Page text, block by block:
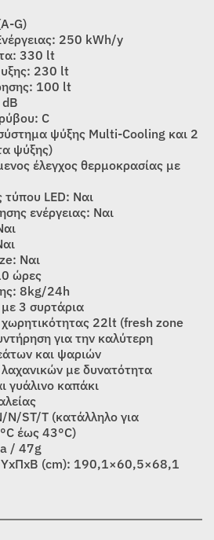
G)
250 kWh/y
330 lt
230 lt
100 lt
C
ψύξης Multi-Cooling και 2
ψύξης)
έλεγχος θερμοκρασίας με
τύπου LED: Ναι
ενέργειας: Ναι
Ναι
ώρες
8kg/24h
3 συρτάρια
22lt (fresh zone
για την καλύτερη
και ψαριών
με δυνατότητα
γυάλινο καπάκι
N/ST/Τ (κατάλληλο για
έως 43°С)
/ 47g
ΥxΠxΒ (cm): 190,1×60,5×68,1